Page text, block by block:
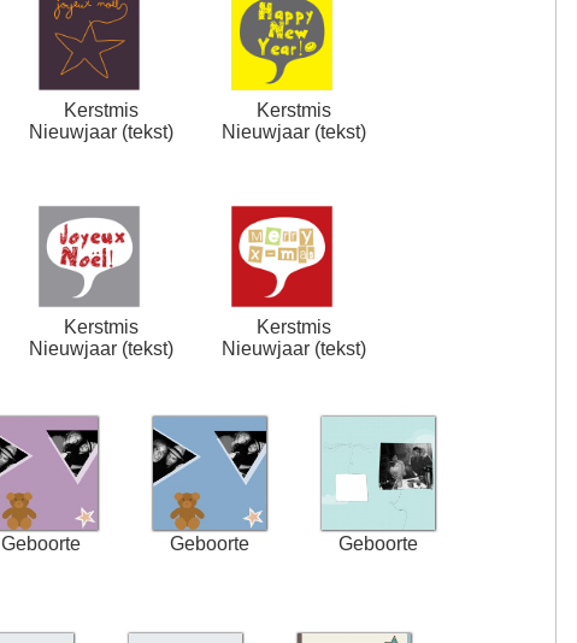
Kerstmis
Nieuwjaar (tekst)
Kerstmis
Nieuwjaar (tekst)
Kerstmis
Nieuwjaar (tekst)
Kerstmis
Nieuwjaar (tekst)
Geboorte Geboorte Geboorte